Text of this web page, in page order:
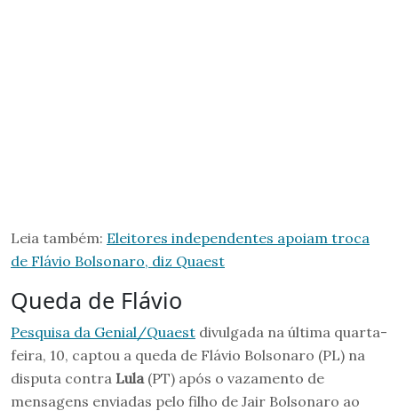
Leia também: Eleitores independentes apoiam troca
de Flávio Bolsonaro, diz Quaest
Queda de Flávio
Pesquisa da Genial/Quaest divulgada na última quarta-
feira, 10, captou a queda de Flávio Bolsonaro (PL) na
disputa contra Lula (PT) após o vazamento de
mensagens enviadas pelo filho de Jair Bolsonaro ao